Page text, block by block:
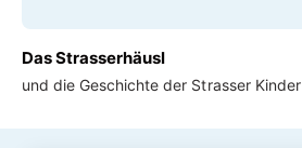
Das Strasserhäusl
und die Geschichte der Strasser Kinder